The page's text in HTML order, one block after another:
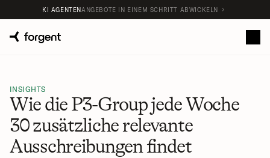
INSIGHTS
Wie die P3-Group jede Woche
30 zusätzliche relevante
Ausschreibungen findet
KI AGENTENANGEBOTE IN EINEM SCHRITT ABWICKELN